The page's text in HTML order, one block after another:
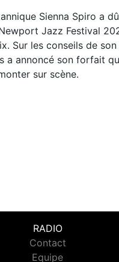
Sienna Spiro a
Jazz Festival
Sur les conseils de son
a annoncé son forfait
sur scène.
RADIO
Contact
Equipe